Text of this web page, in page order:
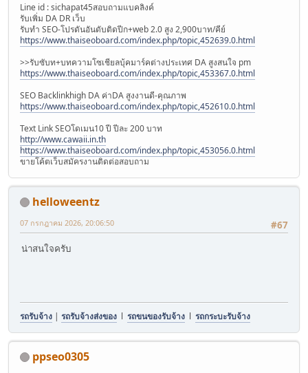
Line id : sichapat45สอบถามแบคลิงค์
รับเพิ่ม DA DR เว็บ
รับทำ SEO-โปรดันอันดับติดปีก+web 2.0 สูง 2,900บาท/คีย์
https://www.thaiseoboard.com/index.php/topic,452639.0.html
>>รับซับท+บทความโซเชียลบุ้คมาร์คต่างประเทศ DA สูงสนใจ pm
https://www.thaiseoboard.com/index.php/topic,453367.0.html
SEO Backlinkhigh DA ค่าDA สูงงานดี-คุณภาพ
https://www.thaiseoboard.com/index.php/topic,452610.0.html
Text Link SEOโดเมน10 ปี ปีละ 200 บาท
http://www.cawaii.in.th
https://www.thaiseoboard.com/index.php/topic,453056.0.html
ขายโค้ตเว็บสมัครงานติดต่อสอบถาม
helloweentz
#67
07 กรกฎาคม 2026, 20:06:50
น่าสนใจครับ
รถรับจ้าง | รถรับจ้างส่งของ l รถขนของรับจ้าง l รถกระบะรับจ้าง
ppseo0305